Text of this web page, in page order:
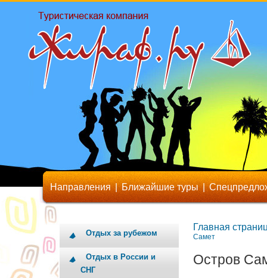
Направления | Ближайшие туры |
Отдых за рубежом
Отдых в России и
СНГ
Главная
Самет
Остров